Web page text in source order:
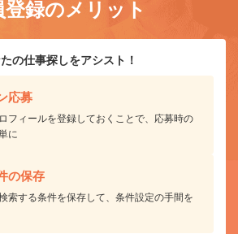
登録のメリット
の仕事探しをアシスト！
応募
フィールを登録しておくことで、応募時の
に
の保存
索する条件を保存して、条件設定の手間を